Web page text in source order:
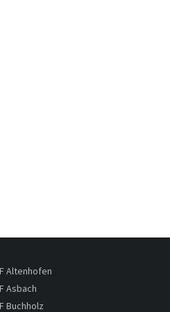
Altenhofen
Asbach
Buchholz